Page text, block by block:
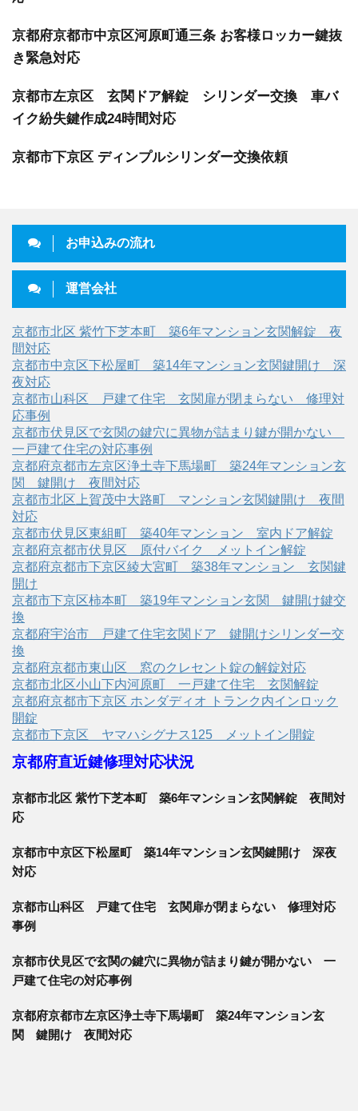
京都府京都市中京区河原町通三条 お客様ロッカー鍵抜
き緊急対応
京都市左京区 玄関ドア解錠 シリンダー交換 車バ
イク紛失鍵作成24時間対応
京都市下京区 ディンプルシリンダー交換依頼
お申込みの流れ
運営会社
京都市北区 紫竹下芝本町 築6年マンション玄関解錠 夜
間対応
京都市中京区下松屋町 築14年マンション玄関鍵開け 深
夜対応
京都市山科区 戸建て住宅 玄関扉が閉まらない 修理対
応事例
京都市伏見区で玄関の鍵穴に異物が詰まり鍵が開かない
一戸建て住宅の対応事例
京都府京都市左京区浄土寺下馬場町 築24年マンション玄
関 鍵開け 夜間対応
京都市北区上賀茂中大路町 マンション玄関鍵開け 夜間
対応
京都市伏見区東組町 築40年マンション 室内ドア解錠
京都府京都市伏見区 原付バイク メットイン解錠
京都府京都市下京区綾大宮町 築38年マンション 玄関鍵
開け
京都市下京区柿本町 築19年マンション玄関 鍵開け鍵交
換
京都府宇治市 戸建て住宅玄関ドア 鍵開けシリンダー交
換
京都府京都市東山区 窓のクレセント錠の解錠対応
京都市北区小山下内河原町 一戸建て住宅 玄関解錠
京都府京都市下京区 ホンダディオ トランク内インロック
開錠
京都市下京区 ヤマハシグナス125 メットイン開錠
京都府直近鍵修理対応状況
京都市北区 紫竹下芝本町 築6年マンション玄関解錠 夜間対
応
京都市中京区下松屋町 築14年マンション玄関鍵開け 深夜
対応
京都市山科区 戸建て住宅 玄関扉が閉まらない 修理対応
事例
京都市伏見区で玄関の鍵穴に異物が詰まり鍵が開かない 一
戸建て住宅の対応事例
京都府京都市左京区浄土寺下馬場町 築24年マンション玄
関 鍵開け 夜間対応